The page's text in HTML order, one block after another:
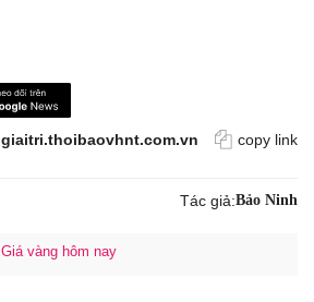
giaitri.thoibaovhnt.com.vn copy link
Tác giả:Bảo Ninh
Giá vàng hôm nay